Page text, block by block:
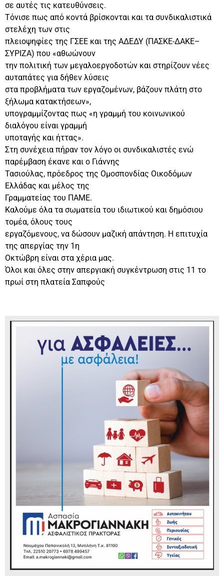
σε αυτές τις κατευθύνσεις.
Τόνισε πως από κοντά βρίσκονται και τα συνδικαλιστικά
στελέχη των στις
πλειοψηφίες της ΓΣΕΕ και της ΑΔΕΔΥ (ΠΑΣΚΕ-ΔΑΚΕ–
ΣΥΡΙΖΑ) που «αθωώνουν
την πολιτική των μεγαλοεργοδοτών και στηρίζουν νέες
αυταπάτες για δήθεν λύσεις
στα προβλήματα των εργαζομένων, βάζουν πλάτη στο
ξήλωμα κατακτήσεων»,
υπογραμμίζοντας πως «η γραμμή του κοινωνικού
διαλόγου είναι γραμμή
υποταγής και ήττας».
Στη συνέχεια πήραν τον λόγο οι συνδικαλιστές ενώ
παρέμβαση έκανε και ο Γιάννης
Τασιούλας, πρόεδρος της Ομοσπονδίας Οικοδόμων
Ελλάδας και μέλος της
Γραμματείας του ΠΑΜΕ.
Καλούμε όλα τα σωματεία του ιδιωτικού και δημόσιου
τομέα, όλους τους
εργαζόμενους, να δώσουν μαζική απάντηση. Η επιτυχία
της απεργίας την 1η
Οκτώβρη είναι στα χέρια μας.
Όλοι και όλες στην απεργιακή συγκέντρωση στις 11 το
πρωί στη πλατεία Σαπφούς